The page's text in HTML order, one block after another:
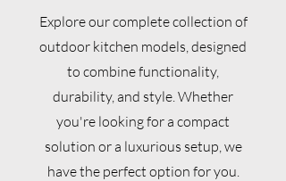
Explore our complete collection of
outdoor kitchen models, designed
to combine functionality,
durability, and style. Whether
you're looking for a compact
solution or a luxurious setup, we
have the perfect option for you.